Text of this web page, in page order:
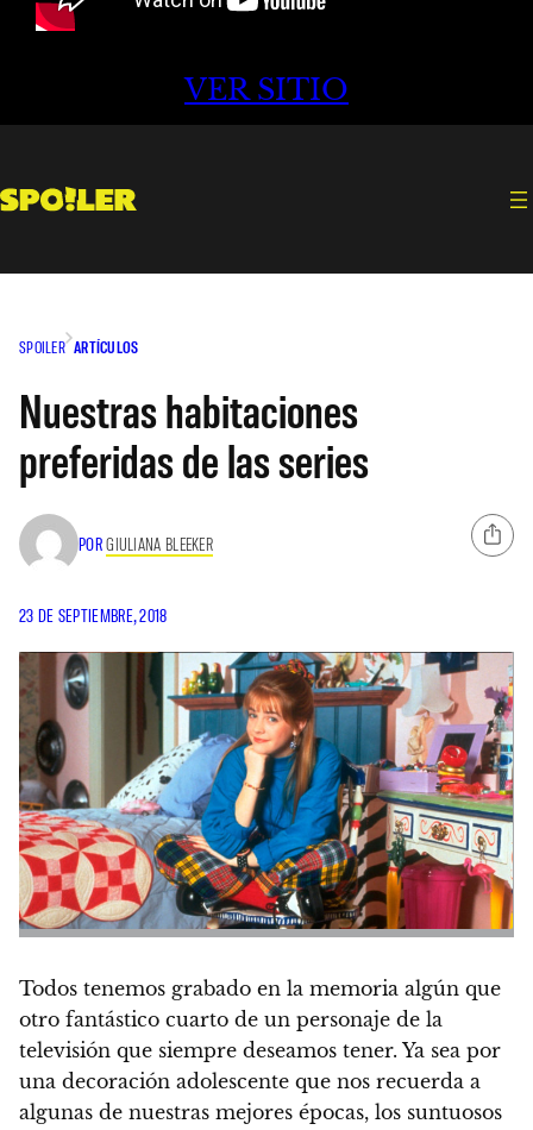
VER SITIO
SPOILER ARTÍCULOS
Nuestras habitaciones
preferidas de las series
PORGIULIANA BLEEKER
23 DE SEPTIEMBRE, 2018
Todos tenemos grabado en la memoria algún que
otro fantástico cuarto de un personaje de la
televisión que siempre deseamos tener. Ya sea por
una decoración adolescente que nos recuerda a
algunas de nuestras mejores épocas, los suntuosos